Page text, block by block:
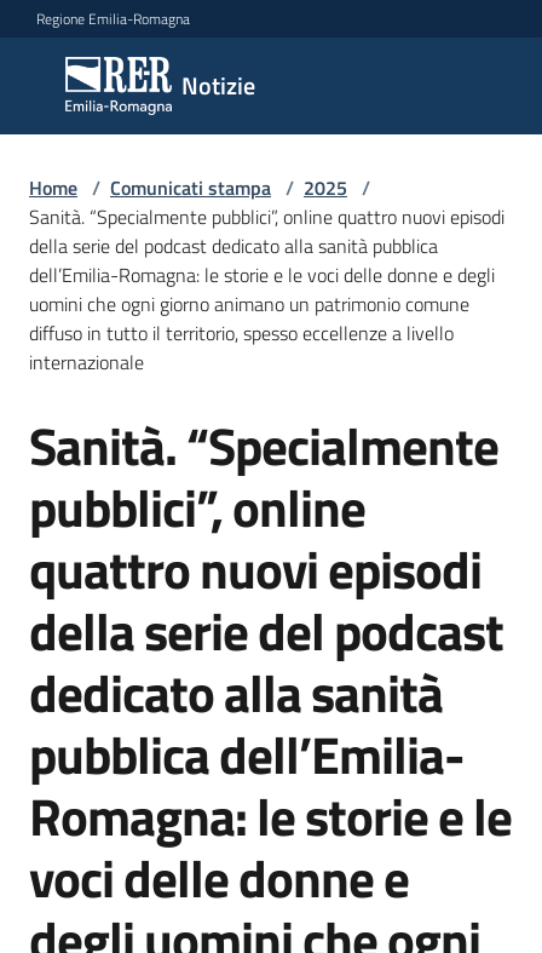
Vai al contenuto
Vai alla navigazione
Vai al footer
Regione Emilia-Romagna
Notizie
Notizie
Comunicati
stampa
Menu selezionato
Cerca
un
comunicato
Agenzia
di
informazione
e
comunicazione
Seguici
su
Home / Comunicati stampa / 2025 /
Sanità. “Specialmente pubblici”, online quattro nuovi episodi
della serie del podcast dedicato alla sanità pubblica
dell’Emilia-Romagna: le storie e le voci delle donne e degli
uomini che ogni giorno animano un patrimonio comune
diffuso in tutto il territorio, spesso eccellenze a livello
internazionale
Salta al contenuto
Sanità. “Specialmente
pubblici”, online
quattro nuovi episodi
della serie del podcast
dedicato alla sanità
pubblica dell’Emilia-
Romagna: le storie e le
voci delle donne e